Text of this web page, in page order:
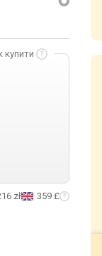
купити
zł 359 £